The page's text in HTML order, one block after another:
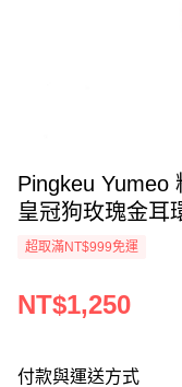
Pingkeu Yumeo
皇冠狗玫瑰金耳
超取滿NT$999免運
NT$1,250
付款與運送方式